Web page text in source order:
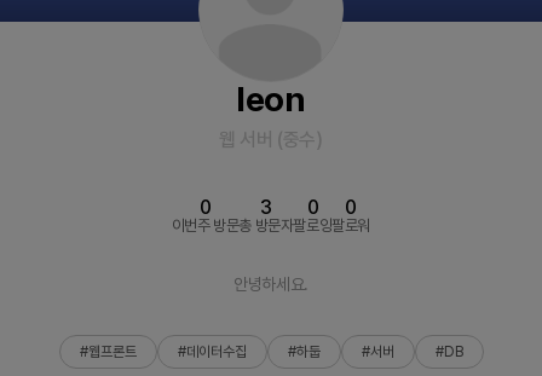
leon
웹 서버 (중수)
이번주 방문
0
총 방문자
3
팔로잉
0
팔로워
0
안녕하세요.
#웹프론트 #데이터수집 #하둡 #서버 #DB